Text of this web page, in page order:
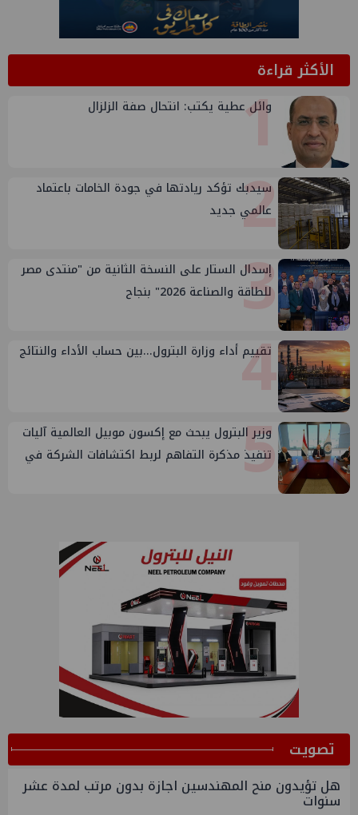
الأكثر قراءة1
وائل عطية يكتب: انتحال صفة الزلزال
2
سيدبك تؤكد ريادتها في جودة الخامات باعتماد
عالمي جديد
3
إسدال الستار على النسخة الثانية من "منتدى مصر
للطاقة والصناعة 2026" بنجاح
4
تقييم أداء وزارة البترول...بين حساب الأداء والنتائج
5
وزير البترول يبحث مع إكسون موبيل العالمية آليات
تنفيذ مذكرة التفاهم لربط اكتشافات الشركة في
ﺗﺼﻮﻳﺖ
هل تؤيدون منح المهندسين اجازة بدون مرتب لمدة عشر
سنوات